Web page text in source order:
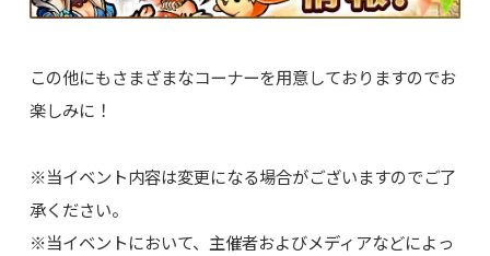
この他にもさまざまなコーナーを用意しておりますのでお
楽しみに！
※当イベント内容は変更になる場合がございますのでご了
承ください。
※当イベントにおいて、主催者およびメディアなどによっ